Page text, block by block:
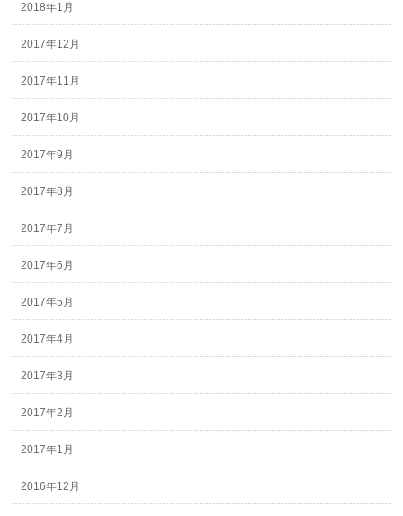
2018年1月
2017年12月
2017年11月
2017年10月
2017年9月
2017年8月
2017年7月
2017年6月
2017年5月
2017年4月
2017年3月
2017年2月
2017年1月
2016年12月